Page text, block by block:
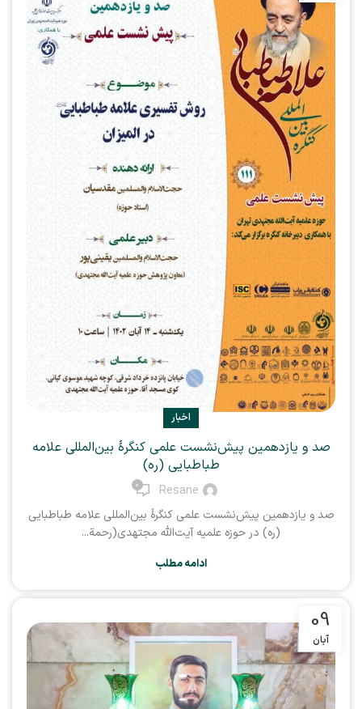
اخبار
صد و یازدهمین پیش‌نشست علمی کنگرهٔ بین‌المللی علامه
طباطبایی (ره)
Resane
0
صد و یازدهمین پیش‌نشست علمی کنگرهٔ بین‌المللی علامه طباطبایی
(ره) در حوزه علمیه آیت‌الله مجتهدی(رحمة...
ادامه مطلب
09
آبان